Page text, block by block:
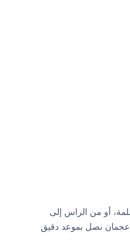
أو من الراس إلى
نصل بموعد دقيق